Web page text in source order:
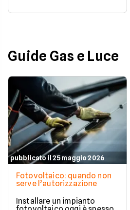
Guide Gas e Luce
pubblicato il 25 maggio 2026
Fotovoltaico: quando non
serve l’autorizzazione
Installare un impianto